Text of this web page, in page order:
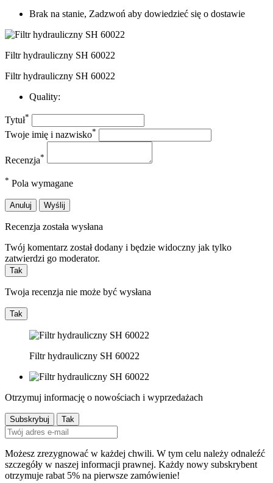
Brak na stanie, Zadzwoń aby dowiedzieć się o dostawie
Filtr hydrauliczny SH 60022
Filtr hydrauliczny SH 60022
Quality:
Tytuł*
Twoje imię i nazwisko*
Recenzja*
* Pola wymagane
Anuluj Wyślij
Recenzja została wysłana
Twój komentarz został dodany i będzie widoczny jak tylko
zatwierdzi go moderator.
Tak
Twoja recenzja nie może być wysłana
Tak
Filtr hydrauliczny SH 60022
Otrzymuj informację o nowościach i wyprzedażach
Możesz zrezygnować w każdej chwili. W tym celu należy odnaleźć
szczegóły w naszej informacji prawnej. Każdy nowy subskrybent
otrzymuje rabat 5% na pierwsze zamówienie!